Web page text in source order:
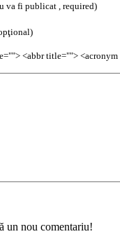
va fi publicat , required)
<abbr title="">
un nou comentariu!